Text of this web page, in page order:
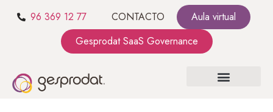
96 369 12 77 CONTACTO
Aula virtual
Gesprodat SaaS Governance